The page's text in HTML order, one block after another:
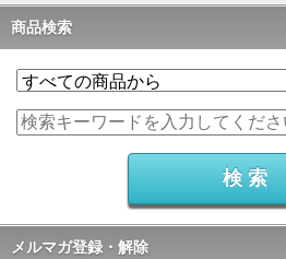
商品検索
メルマガ登録・解除